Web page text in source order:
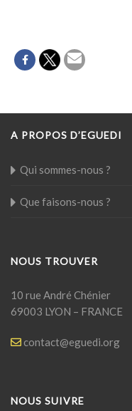
A PROPOS D’EGUEDI
Qui sommes-nous ?
Que faisons-nous ?
NOUS TROUVER
10 rue André Chénier
69003 LYON – FRANCE
contact@eguedi.org
NOUS SUIVRE